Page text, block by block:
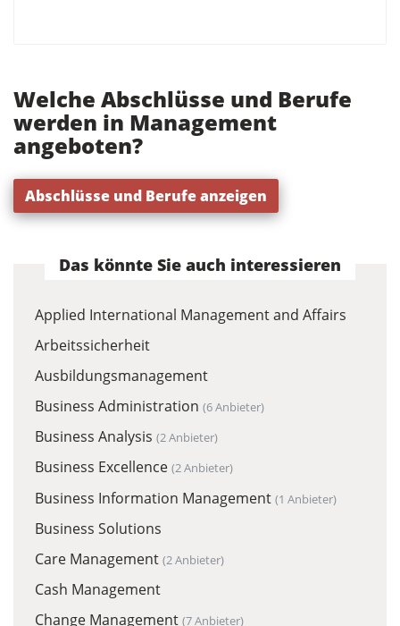
Welche Abschlüsse und Berufe
werden in Management
angeboten?
Abschlüsse und Berufe anzeigen
Das könnte Sie auch interessieren
Applied International Management and Affairs
Arbeitssicherheit
Ausbildungsmanagement
Business Administration (6 Anbieter)
Business Analysis (2 Anbieter)
Business Excellence (2 Anbieter)
Business Information Management (1 Anbieter)
Business Solutions
Care Management (2 Anbieter)
Cash Management
Change Management (7 Anbieter)